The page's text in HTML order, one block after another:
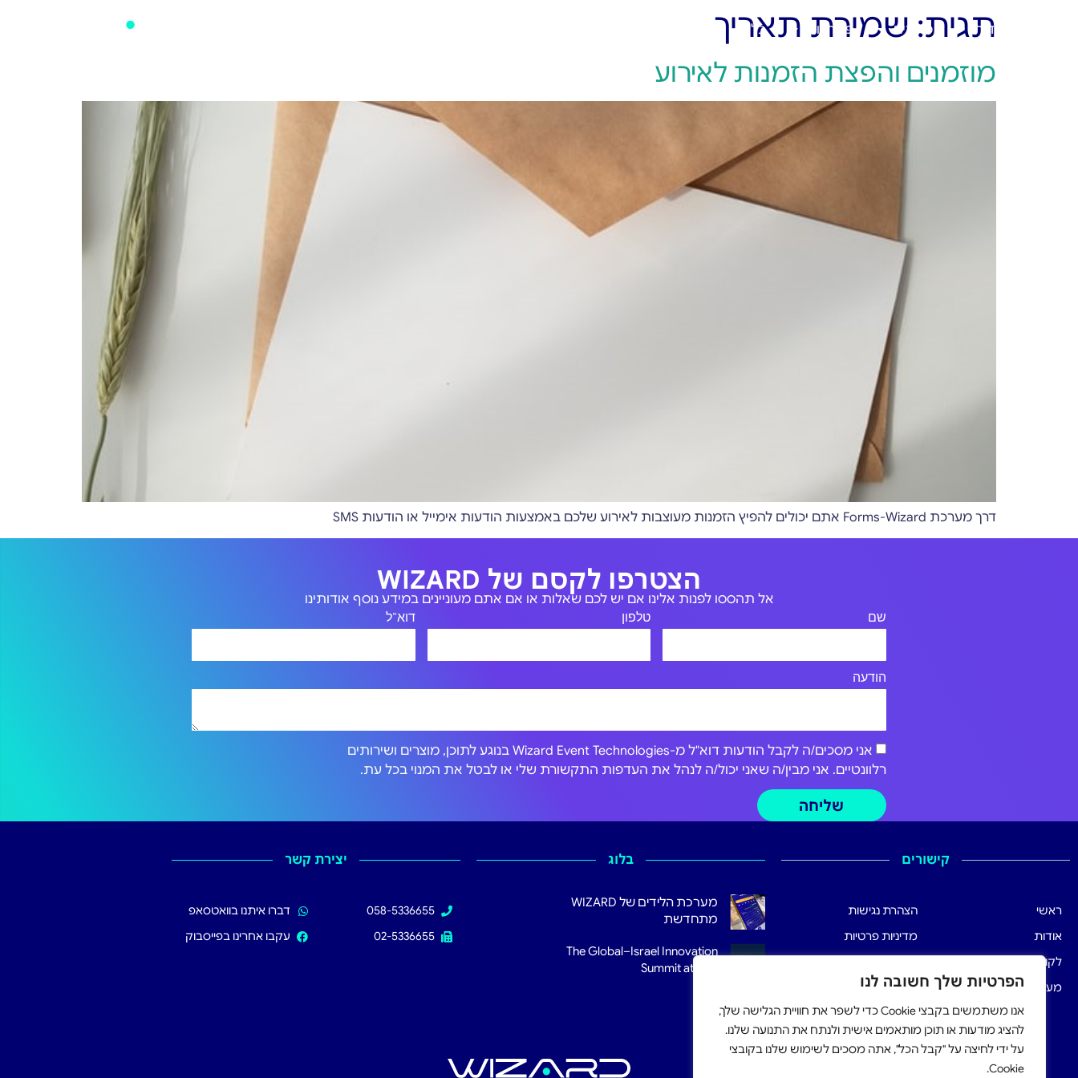
הפרטיות שלך חשובה לנו
אנו משתמשים בקבצי Cookie כדי לשפר את חוויית הגלישה שלך,
להציג מודעות או תוכן מותאמים אישית ולנתח את התנועה שלנו.
על ידי לחיצה על "קבל הכל", אתה מסכים לשימוש שלנו בקובצי
Cookie.
אודות מוצרים פתרונות בלוג תגית: שמירת תאריך
מוזמנים והפצת הזמנות לאירוע
דרך מערכת Forms-Wizard אתם יכולים להפיץ הזמנות מעוצבות לאירוע שלכם באמצעות הודעות אימייל או הודעות SMS
הצטרפו לקסם של WIZARD
אל תהססו לפנות אלינו אם יש לכם שאלות או אם אתם מעוניינים במידע נוסף אודותינו
שם
טלפון דוא"ל
הודעה
אני מסכים/ה לקבל הודעות דוא"ל מ-Wizard Event Technologies בנוגע לתוכן, מוצרים ושירותים
רלוונטיים. אני מבין/ה שאני יכול/ה לנהל את העדפות התקשורת שלי או לבטל את המנוי בכל עת.
שליחה
קישורים
ראשי
אודות
לקוחותינו
מערכת הרישום
הצהרת נגישות
מדיניות פרטיות
בלוג
מערכת הלידים של WIZARD
מתחדשת
The Global–Israel Innovation
Summit at RSA
יצירת קשר
058-5336655
02-5336655
דברו איתנו בוואטסאפ
עקבו אחרינו בפייסבוק